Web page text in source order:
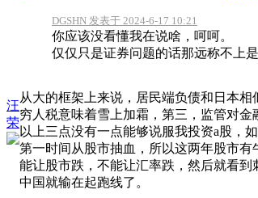
汪
荣
DGSHN 发表于 2024-6-17 10:21
你应该没看懂我在说啥，呵呵。
仅仅只是证券问题的话那远称不上
从大的框架上来说，居民端负债和日本
穷人税意味着雪上加霜，第三，监管对
以上三点没有一点能够说服我投资a股，
第一时间从股市抽血，所以这两年股市
能让股市跌，不能让汇率跌，然后就看
中国就输在起跑线了。